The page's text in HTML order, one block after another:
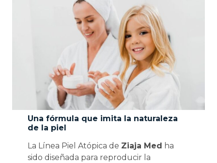
Una fórmula que imita la naturaleza
de la piel
La Línea Piel Atópica de Ziaja Med ha
sido diseñada para reproducir la